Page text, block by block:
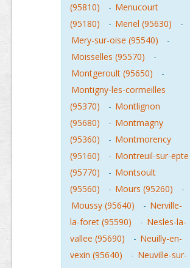
(95810)
- Menucourt
(95180)
- Meriel (95630)
-
Mery-sur-oise (95540)
-
Moisselles (95570)
-
Montgeroult (95650)
-
Montigny-les-cormeilles
(95370)
- Montlignon
(95680)
- Montmagny
(95360)
- Montmorency
(95160)
- Montreuil-sur-epte
(95770)
- Montsoult
(95560)
- Mours (95260)
-
Moussy (95640)
- Nerville-
la-foret (95590)
- Nesles-la-
vallee (95690)
- Neuilly-en-
vexin (95640)
- Neuville-sur-